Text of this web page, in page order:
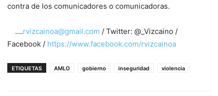
contra de los comunicadores o comunicadoras.
….rvizcainoa@gmail.com / Twitter: @_Vizcaino /
Facebook / https://www.facebook.com/rvizcainoa
ETIQUETAS AMLO gobierno inseguridad violencia